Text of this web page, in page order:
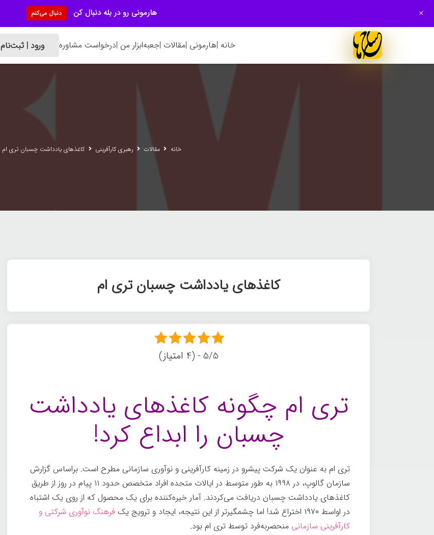
خانه |هارمونی |مقالات |جعبه‌ابزار من |درخواست مشاوره ورود | ثبت‌نام
خانه مقالات رهبری کارآفرینی کاغذهای یادداشت چسبان تری ام
کاغذهای یادداشت چسبان تری ام
5/5 - (4 امتیاز)
تری‌ ام چگونه کاغذهای یادداشت
چسبان را ابداع کرد!
تری ام به عنوان یک شرکت پیشرو در زمینه کارآفرینی و نوآوری سازمانی مطرح است. براساس گزارش
سازمان گالوپ
، در ۱۹۹۸ به طور متوسط در ایالات متحده افراد متخصص حدود ۱۱ پیام در روز از طریق
کاغذهای یادداشت چسبان دریافت می‌کردند. آمار خیره‌کننده برای یک محصول که از روی یک اشتباه
در اواسط ۱۹۷۰ اختراع شد! اما چشمگیرتر از اين نتیجه، ایجاد و ترویج یک
فرهنگ نوآوری شرکتی و
کارآفرینی سازمانی منحصربه‌فرد توسط تری ام بود.
هارمونی رو در بله دنبال کن دنبال می‌کنم +